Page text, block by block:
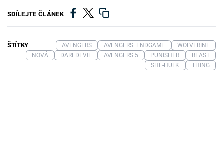
SDÍLEJTE ČLÁNEK
ŠTÍTKY AVENGERS AVENGERS: ENDGAME
WOLVERINE
NOVÁ
DAREDEVIL AVENGERS 5 PUNISHER
BEAST
SHE-HULK
THING